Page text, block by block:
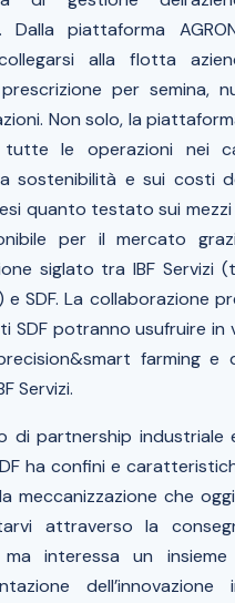
Dalla piattaforma
alla flotta
per semina,
Non solo, la
le operazioni nei
sostenibilità e sui costi
quanto testato sui
per il mercato
siglato tra IBF Servizi
e SDF. La collaborazione
SDF potranno usufruire in
farming e
Servizi.
di partnership industriale
ha confini e
meccanizzazione che
attraverso la
ma interessa un